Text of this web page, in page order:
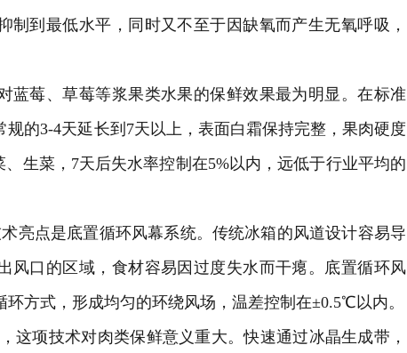
制到最低水平，同时又不至于因缺氧而产生无氧呼吸，
莓、草莓等浆果类水果的保鲜效果最为明显。在标准
的3-4天延长到7天以上，表面白霜保持完整，果肉硬度
生菜，7天后失水率控制在5%以内，远低于行业平均的
点是底置循环风幕系统。传统冰箱的风道设计容易导
风口的区域，食材容易因过度失水而干瘪。底置循环风
方式，形成均匀的环绕风场，温差控制在±0.5℃以内。
项技术对肉类保鲜意义重大。快速通过冰晶生成带，